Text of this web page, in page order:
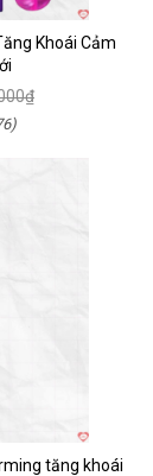
Khoái Cảm
tăng khoái